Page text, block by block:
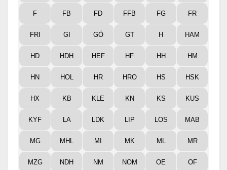
F FB FD FFB FG FR
FRI GI GÖ GT H HAM
HD HDH HEF HF HH HM
HN HOL HR HRO HS HSK
HX KB KLE KN KS KUS
KYF LA LDK LIP LOS MAB
MG MHL MI MK ML MR
MZG NDH NM NOM OE OF